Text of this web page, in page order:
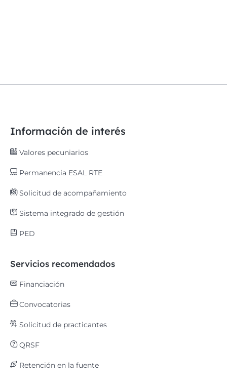
Información de interés
Valores pecuniarios
Permanencia ESAL RTE
Solicitud de acompañamiento
Sistema integrado de gestión
PED
Servicios recomendados
Financiación
Convocatorias
Solicitud de practicantes
QRSF
Retención en la fuente